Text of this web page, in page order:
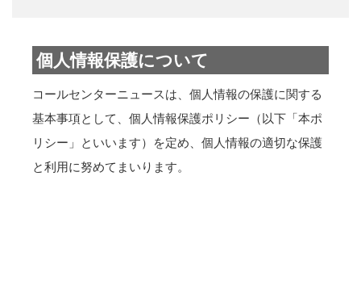
個人情報保護について
コールセンターニュースは、個人情報の保護に関する
基本事項として、個人情報保護ポリシー（以下「本ポ
リシー」といいます）を定め、個人情報の適切な保護
と利用に努めてまいります。